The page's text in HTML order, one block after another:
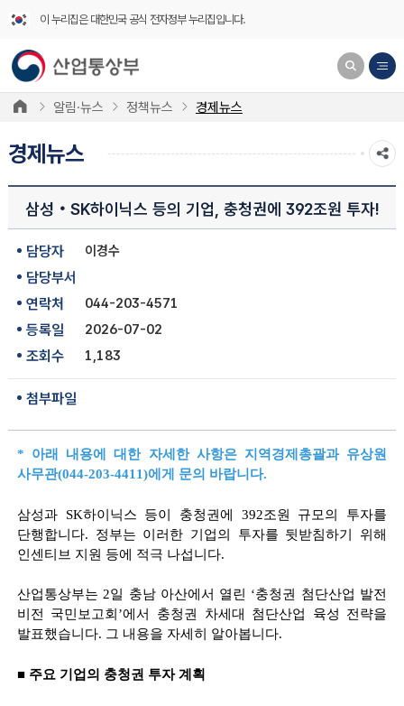
이 누리집은 대한민국 공식 전자정부 누리집입니다.
알림·뉴스 정책뉴스 경제뉴스
경제뉴스
삼성‧SK하이닉스 등의 기업, 충청권에 392조원 투자!
담당자 이경수
담당부서
연락처
044-203-4571
등록일 2026-07-02
조회수 1,183
첨부파일
* 아래 내용에 대한 자세한 사항은 지역경제총괄과 유상원
사무관(044-203-4411)에게 문의 바랍니다.
삼성과 SK하이닉스 등이 충청권에 392조원 규모의 투자를
단행합니다. 정부는 이러한 기업의 투자를 뒷받침하기 위해
인센티브 지원 등에 적극 나섭니다.
산업통상부는 2일 충남 아산에서 열린 ‘충청권 첨단산업 발전
비전 국민보고회 ’에서 충청권 차세대 첨단산업 육성 전략을
발표했습니다. 그 내용을 자세히 알아봅니다.
■ 주요 기업의 충청권 투자 계획